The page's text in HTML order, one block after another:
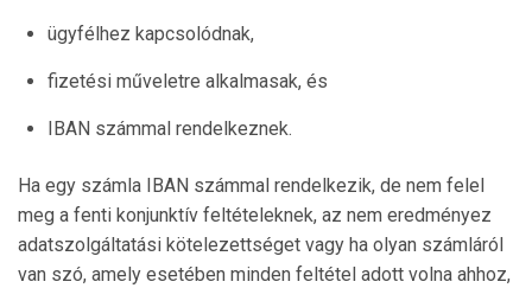
ügyfélhez kapcsolódnak,
fizetési műveletre alkalmasak, és
IBAN számmal rendelkeznek.
Ha egy számla IBAN számmal rendelkezik, de nem felel
meg a fenti konjunktív feltételeknek, az nem eredményez
adatszolgáltatási kötelezettséget vagy ha olyan számláról
van szó, amely esetében minden feltétel adott volna ah­hoz,